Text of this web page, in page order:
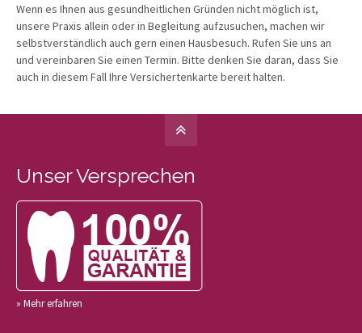
Wenn es Ihnen aus gesundheitlichen Gründen nicht möglich ist,
unsere Praxis allein oder in Begleitung aufzusuchen, machen wir
selbstverständlich auch gern einen Hausbesuch. Rufen Sie uns an
und vereinbaren Sie einen Termin. Bitte denken Sie daran, dass Sie
auch in diesem Fall Ihre Versichertenkarte bereit halten.
Unser Versprechen
» Mehr erfahren